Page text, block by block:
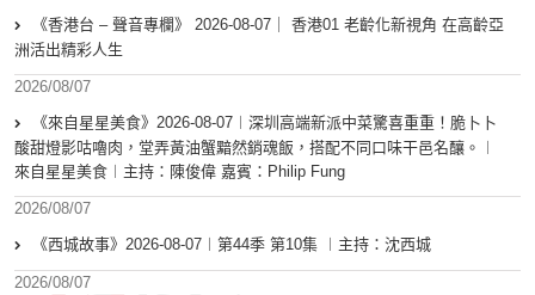
《香港台 – 聲音專欄》 2026-08-07｜ 香港01 老齡化新視角 在高齡亞
洲活出精彩人生
2026/08/07
《來自星星美食》2026-08-07︱深圳高端新派中菜驚喜重重！脆卜卜
酸甜燈影咕嚕肉，堂弄黃油蟹黯然銷魂飯，搭配不同口味干邑名釀。︱
來自星星美食︱主持：陳俊偉 嘉賓：Philip Fung
2026/08/07
《西城故事》2026-08-07︱第44季 第10集 ︱主持：沈西城
2026/08/07